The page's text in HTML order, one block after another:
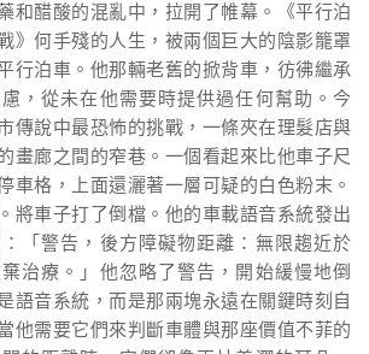
和醋酸的混亂中，拉開了帷幕。《平行泊
》何手殘的人生，被兩個巨大的陰影籠罩
行泊車。他那輛老舊的掀背車，彷彿繼承
，從未在他需要時提供過任何幫助。今
傳說中最恐怖的挑戰，一條夾在理髮店與
畫廊之間的窄巷。一個看起來比他車子尺
車格，上面還灑著一層可疑的白色粉末。
將車子打了倒檔。他的車載語音系統發出
「警告，後方障礙物距離：無限趨近於
治療。」他忽略了警告，開始緩慢地倒
語音系統，而是那兩塊永遠在關鍵時刻自
他需要它們來判斷車體與那座價值不菲的